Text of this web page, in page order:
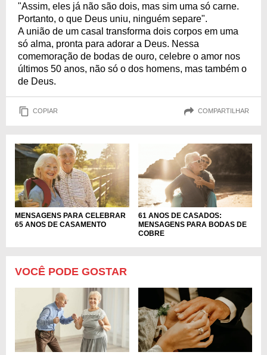
"Assim, eles já não são dois, mas sim uma só carne.
Portanto, o que Deus uniu, ninguém separe".
A união de um casal transforma dois corpos em uma
só alma, pronta para adorar a Deus. Nessa
comemoração de bodas de ouro, celebre o amor nos
últimos 50 anos, não só o dos homens, mas também o
de Deus.
COPIAR COMPARTILHAR
MENSAGENS PARA CELEBRAR
65 ANOS DE CASAMENTO
61 ANOS DE CASADOS:
MENSAGENS PARA BODAS DE
COBRE
VOCÊ PODE GOSTAR